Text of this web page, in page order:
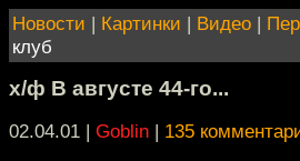
Новости | Картинки | Видео |
клуб
х/ф В августе 44-го...
02.04.01 | Goblin | 135